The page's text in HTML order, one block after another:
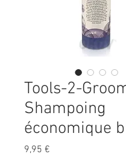
Tools-2-
Shampoing
économique
9,95 €